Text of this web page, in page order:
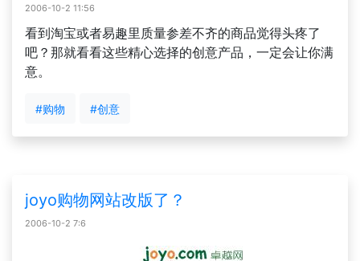
2006-10-2 11:56
看到淘宝或者易趣里质量参差不齐的商品觉得头疼了
吧？那就看看这些精心选择的创意产品，一定会让你满
意。
#购物 #创意
joyo购物网站改版了？
2006-10-2 7:6